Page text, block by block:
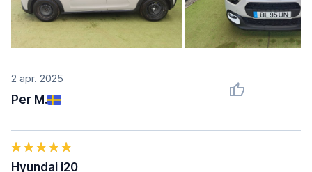
2 apr. 2025
Per M.
Hyundai i20